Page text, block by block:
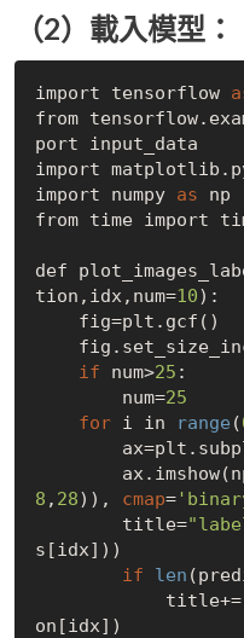
（2）載入模型：
import tensorflow
from
port input_data
import
import numpy as np
from time import
def
tion,idx,num=10):
if num>25 :
        num=
25
for i in range (
8 , 28)), cmap=
        title=
s[idx]))
if
len
            title+=
on[idx])